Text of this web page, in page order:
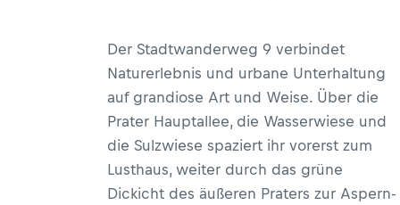
Der Stadtwanderweg 9 verbindet
Naturerlebnis und urbane Unterhaltung
auf grandiose Art und Weise. Über die
Prater Hauptallee, die Wasserwiese und
die Sulzwiese spaziert ihr vorerst zum
Lusthaus, weiter durch das grüne
Dickicht des äußeren Praters zur Aspern-